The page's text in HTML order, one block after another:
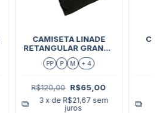
CAMISETA LINADE
RETANGULAR GRANDE
NA FRENTE E PEQUENO
NAS COSTAS
PP P M + 4
R$120,00 R$65,00
3 x de R$21,67 sem
juros